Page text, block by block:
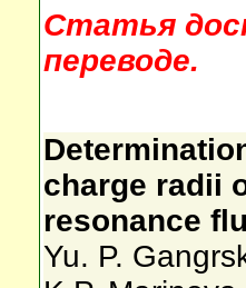
Статья
переводе.
charge radii
resonance
Yu. P.